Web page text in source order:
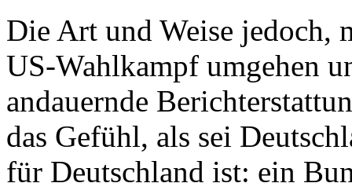
Die Art und Weise jedoch,
US-Wahlkampf umgehen
andauernde
das Gefühl, als sei
für Deutschland ist: ein